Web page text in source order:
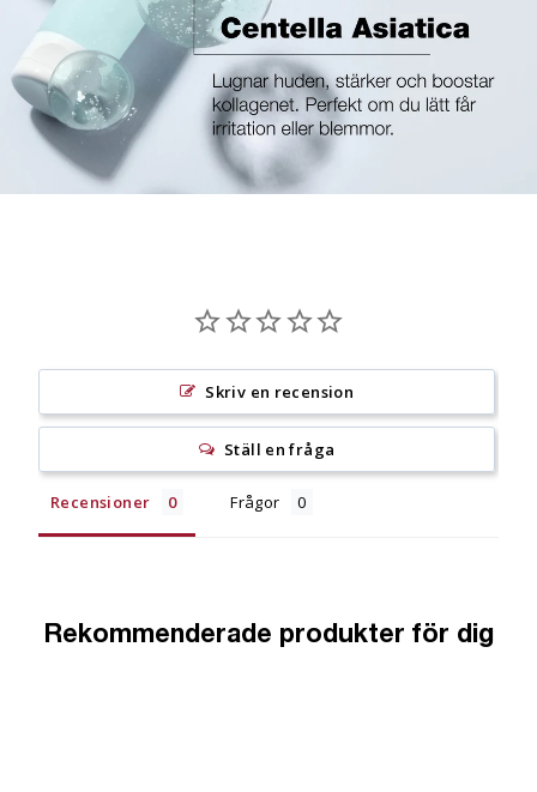
Skriv en recension
Ställ en fråga
Recensioner Frågor
Rekommenderade produkter för dig